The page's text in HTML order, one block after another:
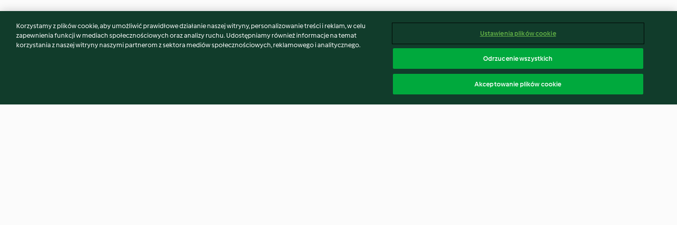
Może spodoba Ci się również...
Korzystamy z plików cookie, aby umożliwić prawidłowe działanie naszej witryny, personalizowanie treści i reklam, w celu
zapewnienia funkcji w mediach społecznościowych oraz analizy ruchu. Udostępniamy również informacje na temat
korzystania z naszej witryny naszymi partnerom z sektora mediów społecznościowych, reklamowego i analitycznego.
Ustawienia plików cookie
Odrzucenie wszystkich
Akceptowanie plików cookie